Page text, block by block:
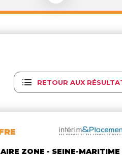
RETOUR AUX
ZONE - SEINE-MARITIME